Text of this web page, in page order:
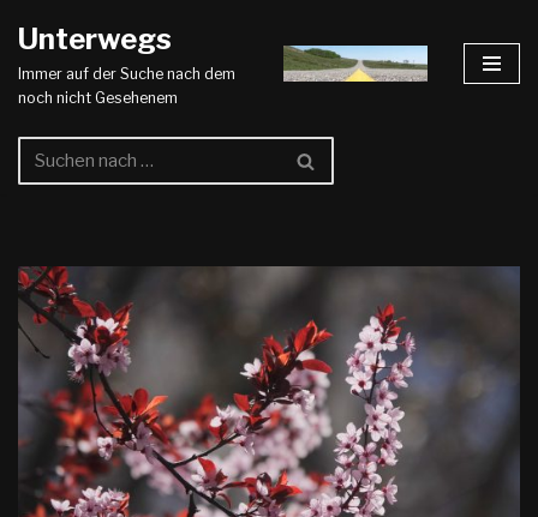
Zum
Inhalt
Unterwegs
Immer auf der Suche nach dem
noch nicht Gesehenem